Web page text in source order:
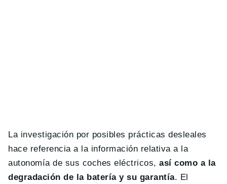
La investigación por posibles prácticas desleales
hace referencia a la información relativa a la
autonomía de sus coches eléctricos, así como a la
degradación de la batería y su garantía. El